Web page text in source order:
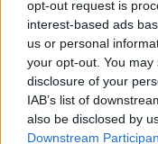
opt-out request is
interest-based ads
us or personal
your opt-out. You
disclosure of your
IAB’s list of
also be disclosed by
Downstream
— Άδωνις
Πανελλήνια
Νοσηλευτικού